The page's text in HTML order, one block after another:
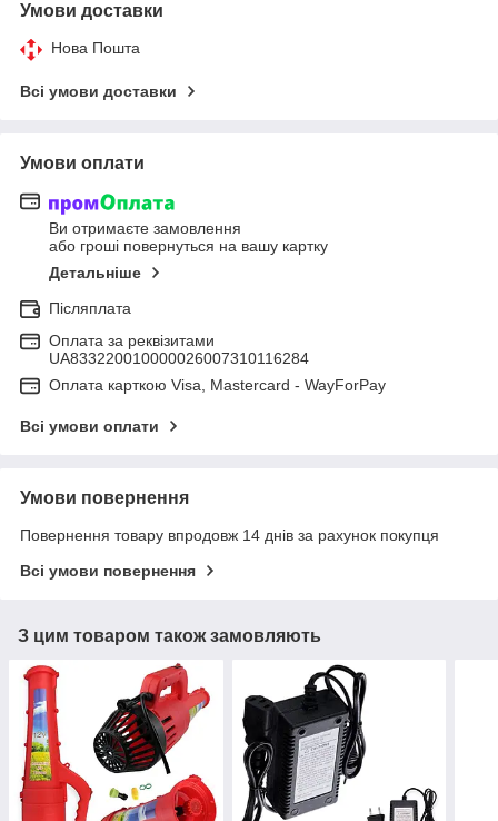
Умови доставки
Нова Пошта
Всі умови доставки
Умови оплати
Ви отримаєте замовлення
або гроші повернуться на вашу картку
Детальніше
Післяплата
Оплата за реквізитами
UA833220010000026007310116284
Оплата карткою Visa, Mastercard - WayForPay
Всі умови оплати
Умови повернення
Повернення товару впродовж 14 днів за рахунок покупця
Всі умови повернення
З цим товаром також замовляють